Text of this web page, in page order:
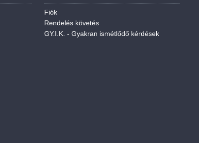
Fiók
Rendelés követés
GY.I.K. - Gyakran ismétlődő kérdések